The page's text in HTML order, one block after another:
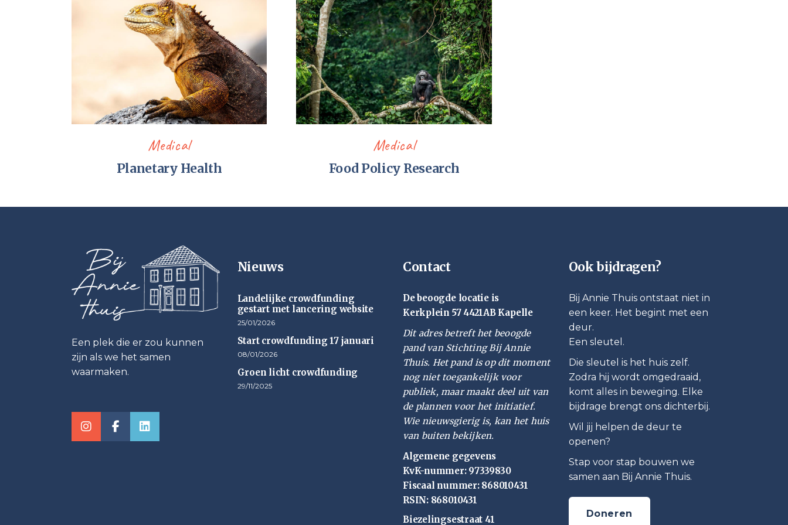
Medical
Planetary Health
Medical
Food Policy Research
Een plek die er zou kunnen
zijn als we het samen
waarmaken.
Nieuws
Landelijke crowdfunding
gestart met lancering website
25/01/2026
Start crowdfunding 17 januari
08/01/2026
Groen licht crowdfunding
29/11/2025
Contact
De beoogde locatie is
Kerkplein 57 4421AB Kapelle
Dit adres betreft het beoogde
pand van Stichting Bij Annie
Thuis. Het pand is op dit moment
nog niet toegankelijk voor
publiek, maar maakt deel uit van
de plannen voor het initiatief.
Wie nieuwsgierig is, kan het huis
van buiten bekijken.
Algemene gegevens
KvK-nummer: 97339830
Fiscaal nummer: 868010431
RSIN: 868010431
Biezelingsestraat 41
Ook bijdragen?
Bij Annie Thuis ontstaat niet in
een keer. Het begint met een
deur.
Een sleutel.
Die sleutel is het huis zelf.
Zodra hij wordt omgedraaid,
komt alles in beweging. Elke
bijdrage brengt ons dichterbij.
Wil jij helpen de deur te
openen?
Stap voor stap bouwen we
samen aan Bij Annie Thuis.
Doneren